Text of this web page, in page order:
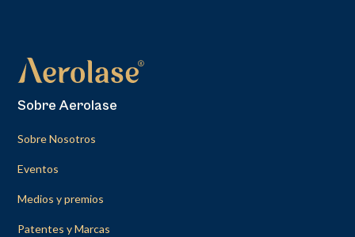
Sobre Aerolase
Sobre Nosotros
Eventos
Medios y premios
Patentes y Marcas